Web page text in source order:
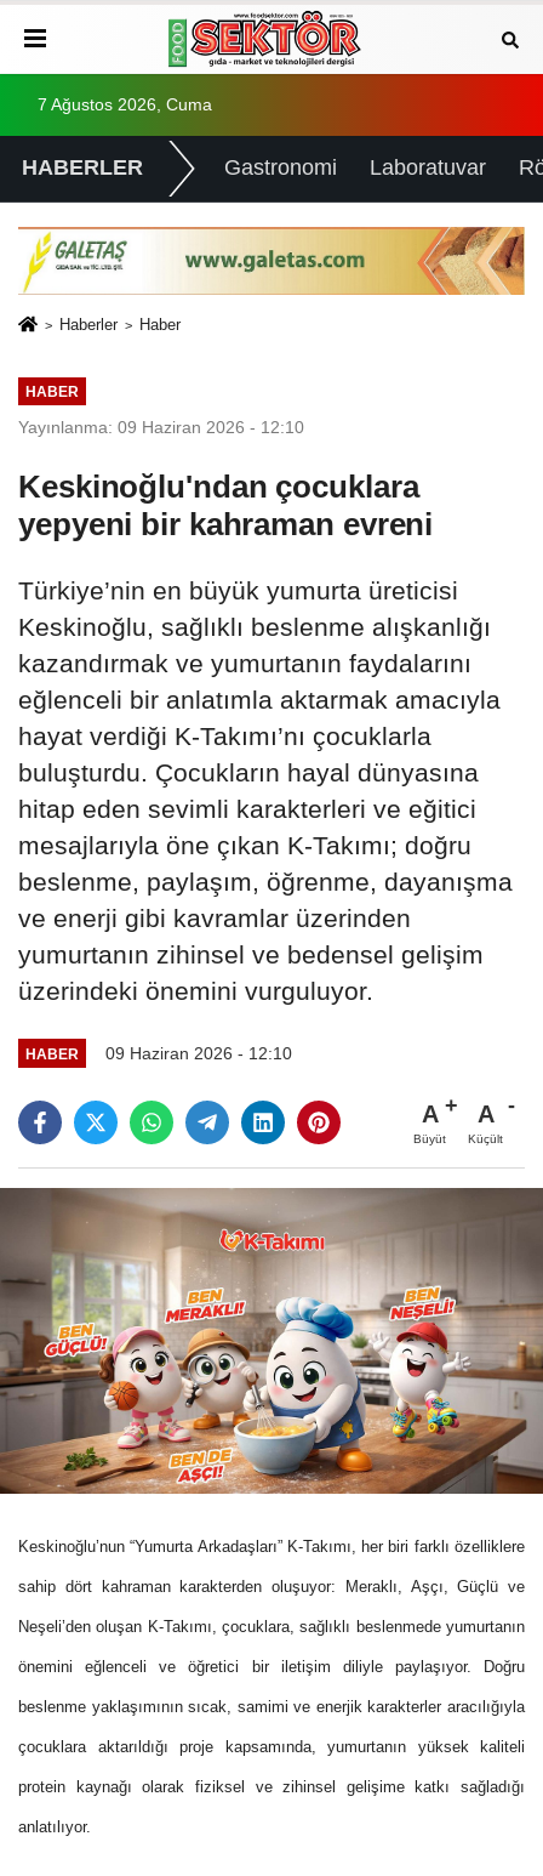
7 Ağustos 2026, Cuma
HABERLER Gastronomi Laboratuvar
Haberler Haber
HABER
Yayınlanma: 09 Haziran 2026 - 12:10
Keskinoğlu'ndan çocuklara
yepyeni bir kahraman evreni
Türkiye’nin en büyük yumurta üreticisi
Keskinoğlu, sağlıklı beslenme alışkanlığı
kazandırmak ve yumurtanın faydalarını
eğlenceli bir anlatımla aktarmak amacıyla
hayat verdiği K-Takımı’nı çocuklarla
buluşturdu. Çocukların hayal dünyasına
hitap eden sevimli karakterleri ve eğitici
mesajlarıyla öne çıkan K-Takımı; doğru
beslenme, paylaşım, öğrenme, dayanışma
ve enerji gibi kavramlar üzerinden
yumurtanın zihinsel ve bedensel gelişim
üzerindeki önemini vurguluyor.
HABER 09 Haziran 2026 - 12:10
A
Büyüt
A
Küçült
Keskinoğlu’nun “Yumurta Arkadaşları” K-Takımı, her biri farklı özelliklere
sahip dört kahraman karakterden oluşuyor: Meraklı, Aşçı, Güçlü ve
Neşeli’den oluşan K-Takımı, çocuklara, sağlıklı beslenmede yumurtanın
önemini eğlenceli ve öğretici bir iletişim diliyle paylaşıyor. Doğru
beslenme yaklaşımının sıcak, samimi ve enerjik karakterler aracılığıyla
çocuklara aktarıldığı proje kapsamında, yumurtanın yüksek kaliteli
protein kaynağı olarak fiziksel ve zihinsel gelişime katkı sağladığı
anlatılıyor.